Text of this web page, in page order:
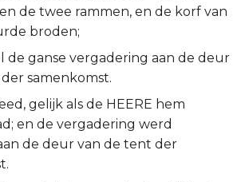
de twee rammen, en de korf van
broden;
de ganse vergadering aan de deur
samenkomst.
gelijk als de HEERE hem
en de vergadering werd
de deur van de tent der